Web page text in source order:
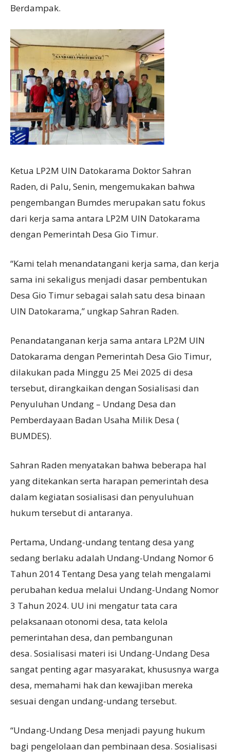
Berdampak.
Ketua LP2M UIN Datokarama Doktor Sahran
Raden, di Palu, Senin, mengemukakan bahwa
pengembangan Bumdes merupakan satu fokus
dari kerja sama antara LP2M UIN Datokarama
dengan Pemerintah Desa Gio Timur.
“Kami telah menandatangani kerja sama, dan kerja
sama ini sekaligus menjadi dasar pembentukan
Desa Gio Timur sebagai salah satu desa binaan
UIN Datokarama,” ungkap Sahran Raden.
Penandatanganan kerja sama antara LP2M UIN
Datokarama dengan Pemerintah Desa Gio Timur,
dilakukan pada Minggu 25 Mei 2025 di desa
tersebut, dirangkaikan dengan Sosialisasi dan
Penyuluhan Undang – Undang Desa dan
Pemberdayaan Badan Usaha Milik Desa (
BUMDES).
Sahran Raden menyatakan bahwa beberapa hal
yang ditekankan serta harapan pemerintah desa
dalam kegiatan sosialisasi dan penyuluhuan
hukum tersebut di antaranya.
Pertama, Undang-undang tentang desa yang
sedang berlaku adalah Undang-Undang Nomor 6
Tahun 2014 Tentang Desa yang telah mengalami
perubahan kedua melalui Undang-Undang Nomor
3 Tahun 2024. UU ini mengatur tata cara
pelaksanaan otonomi desa, tata kelola
pemerintahan desa, dan pembangunan
desa. Sosialisasi materi isi Undang-Undang Desa
sangat penting agar masyarakat, khususnya warga
desa, memahami hak dan kewajiban mereka
sesuai dengan undang-undang tersebut.
“Undang-Undang Desa menjadi payung hukum
bagi pengelolaan dan pembinaan desa. Sosialisasi